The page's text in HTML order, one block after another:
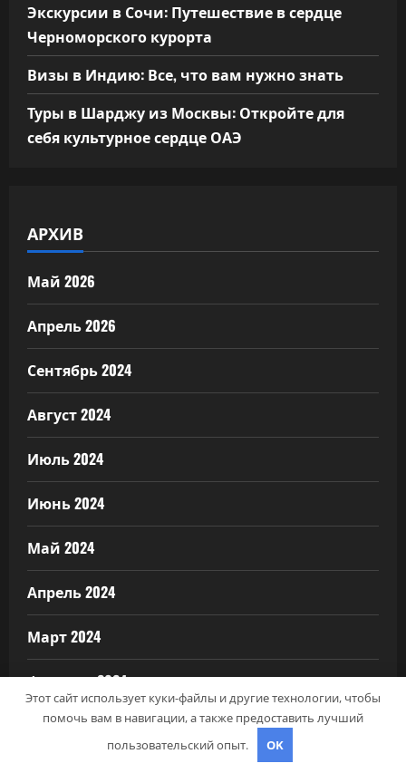
Экскурсии в Сочи: Путешествие в сердце
Черноморского курорта
Визы в Индию: Все, что вам нужно знать
Туры в Шарджу из Москвы: Откройте для
себя культурное сердце ОАЭ
АРХИВ
Май 2026
Апрель 2026
Сентябрь 2024
Август 2024
Июль 2024
Июнь 2024
Май 2024
Апрель 2024
Март 2024
Февраль 2024
Январь 2024
Этот сайт использует куки-файлы и другие технологии, чтобы
помочь вам в навигации, а также предоставить лучший
пользовательский опыт.
OK